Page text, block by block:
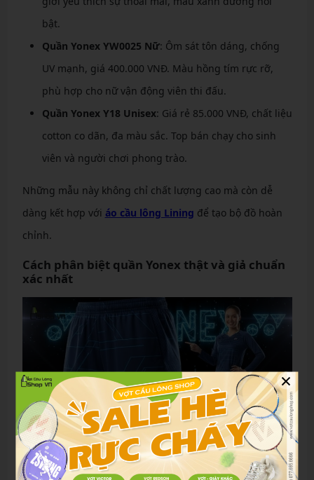
bật.
Quần Yonex YW0025 Nữ: Ôm sát tôn dáng, chống
UV mạnh, giá 400.000 VNĐ. Màu hồng tím rực rỡ,
phù hợp cho nữ vận động viên thi đấu.
Quần Yonex Y18 Unisex: Giá rẻ 85.000 VNĐ, chất liệu
cotton co dãn, đa màu sắc. Top bán chạy cho sinh
viên và người chơi phong trào.
Những mẫu này không chỉ chất lượng cao mà còn dễ
dàng kết hợp với áo cầu lông Lining để tạo bộ đồ hoàn
chỉnh.
Cách phân biệt quần Yonex thật và giả chuẩn
xác nhất
×